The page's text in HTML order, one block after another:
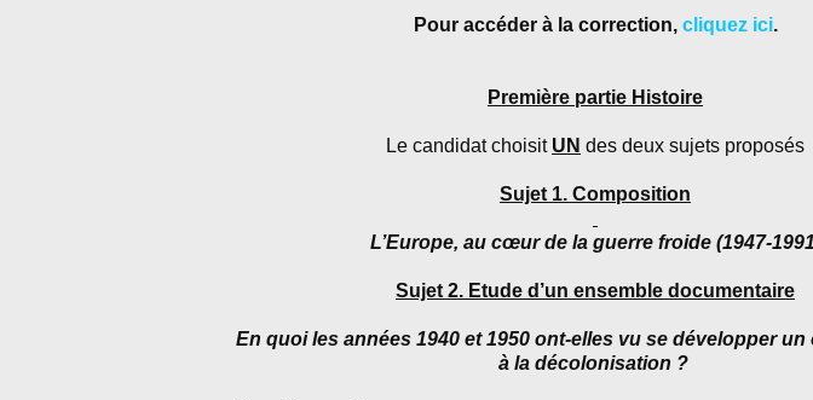
Pour accéder à la correction, cliquez ici.
Première partie Histoire
Le candidat choisit UN des deux sujets proposés
Sujet 1. Composition
L’Europe, au cœur de la guerre froide (1947-
Sujet 2. Etude d’un ensemble documentaire
En quoi les années 1940 et 1950 ont-elles vu se développer
à la décolonisation ?